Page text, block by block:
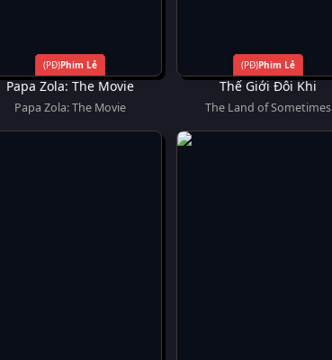
Phim Lẻ
Papa Zola: The Movie
Papa Zola: The Movie
Phim Lẻ
Thế Giới Đôi Khi
The Land of Sometimes